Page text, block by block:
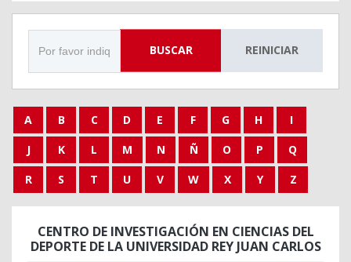
BUSCAR REINICIAR
A B C D E F G H
I
J
K L M N Ñ O P
Q
R
S T U V W X Y Z
CENTRO DE INVESTIGACIÓN EN CIENCIAS DEL
DEPORTE DE LA UNIVERSIDAD REY JUAN CARLOS